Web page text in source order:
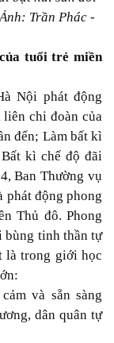
Trần Phác -
tuổi trẻ miền
Nội phát động
liên chi đoàn của
đến; Làm bất kì
kì chế độ đãi
Ban Thường vụ
phát động phong
Thủ đô. Phong
bùng tinh thần tự
là trong giới học
và sẵn sàng
dân quân tự